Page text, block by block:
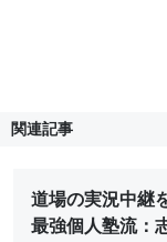
関連記事
道場の実況中継
最強個人塾流：